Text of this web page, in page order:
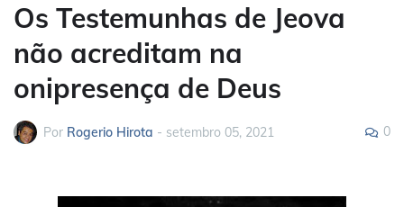
Os Testemunhas de Jeova
não acreditam na
onipresença de Deus
Por Rogerio Hirota - setembro 05, 2021 0